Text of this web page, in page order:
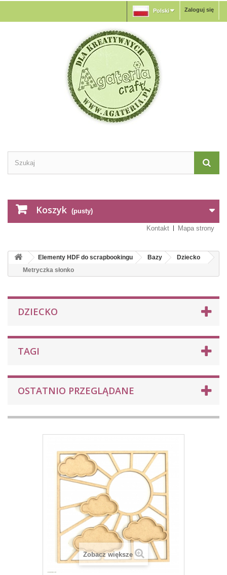
Zaloguj się
Polski
Koszyk (pusty)
Kontakt Mapa strony
Elementy HDF do scrapbookingu Bazy
Dziecko
Metryczka słonko
DZIECKO
TAGI
OSTATNIO PRZEGLĄDANE
Zobacz większe